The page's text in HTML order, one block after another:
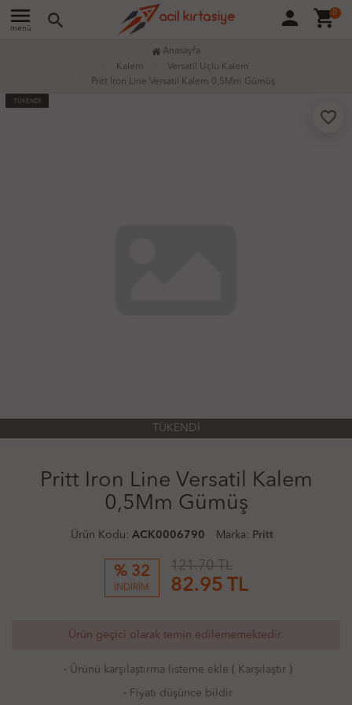
menu
menü search person shopping_cart
0
Anasayfa
Kalem
Versatil Uçlu Kalem
Pritt Iron Line Versatil Kalem 0,5Mm Gümüş
TÜKENDİ
favorite_border
TÜKENDİ
Pritt Iron Line Versatil Kalem
0,5Mm Gümüş
Ürün Kodu: ACK0006790 Marka: Pritt
% 32
İNDİRİM
121.70 TL
82.95 TL
Ürün geçici olarak temin edilememektedir.
· Ürünü karşılaştırma listeme ekle ( Karşılaştır)
· Fiyatı düşünce bildir